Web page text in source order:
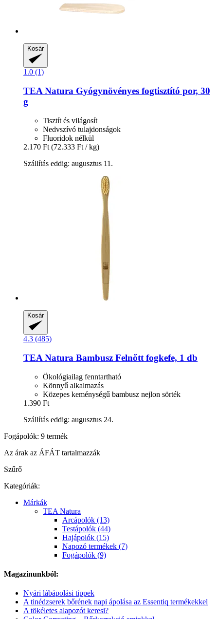
Kosár
1.0 (1)
TEA Natura Gyógynövényes fogtisztító por, 30
g
Tisztít és világosít
Nedvszívó tulajdonságok
Fluoridok nélkül
2.170 Ft (72.333 Ft / kg)
Szállítás eddig: augusztus 11.
Kosár
4.3 (485)
TEA Natura Bambusz Felnőtt fogkefe, 1 db
Ökológiailag fenntartható
Könnyű alkalmazás
Közepes keménységű bambusz nejlon sörték
1.390 Ft
Szállítás eddig: augusztus 24.
Fogápolók: 9 termék
Az árak az ÁFÁT tartalmazzák
Szűrő
Kategóriák:
Márkák
TEA Natura
Arcápolók (13)
Testápolók (44)
Hajápolók (15)
Napozó termékek (7)
Fogápolók (9)
Magazinunkból:
Nyári lábápolási tippek
A tinédzserek bőrének napi ápolása az Essentiq termékekkel
A tökéletes alapozót keresi?